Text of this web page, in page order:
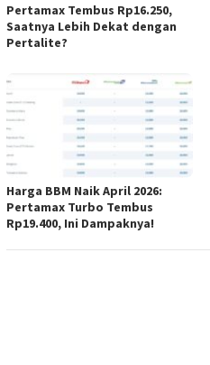
Pertamax Tembus Rp16.250,
Saatnya Lebih Dekat dengan
Pertalite?
Harga BBM Naik April 2026:
Pertamax Turbo Tembus
Rp19.400, Ini Dampaknya!